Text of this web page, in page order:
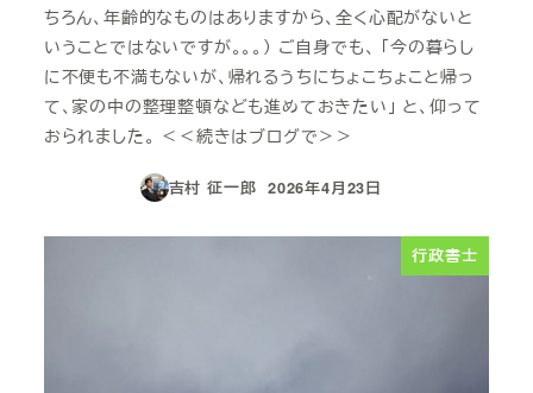
ちろん、年齢的なものはありますから、全く心配がないと
いうことではないですが。。。） ご自身でも、 「今の暮らし
に不便も不満もないが、帰れるうちにちょこちょこと帰っ
て、家の中の整理整頓なども進めておきたい」 と、仰って
おられました。 ＜＜続きはブログで＞＞
吉村 征一郎
投稿日
2026年4月23日
行政書士